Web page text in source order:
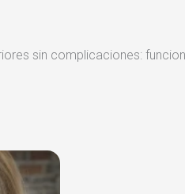
sin complicaciones: